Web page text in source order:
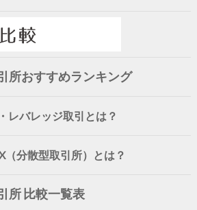
所おすすめランキング
レバレッジ取引とは？
（分散型取引所）とは？
所 比較一覧表